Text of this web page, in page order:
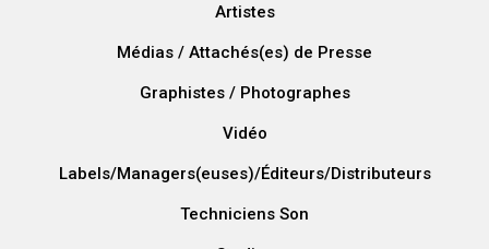
Artistes
Médias / Attachés(es) de Presse
Graphistes / Photographes
Vidéo
Labels/Managers(euses)/Éditeurs/Distributeurs
Techniciens Son